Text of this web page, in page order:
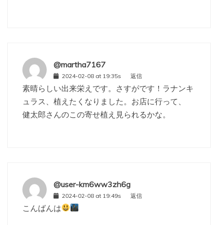
@martha7167
2024-02-08 at 19:35s 返信
素晴らしい出来栄えです。さすがです！ラナンキ
ュラス、植えたくなりました。お店に行って、
健太郎さんのこの寄せ植え見られるかな。
@user-km6ww3zh6g
2024-02-08 at 19:49s 返信
こんばんは